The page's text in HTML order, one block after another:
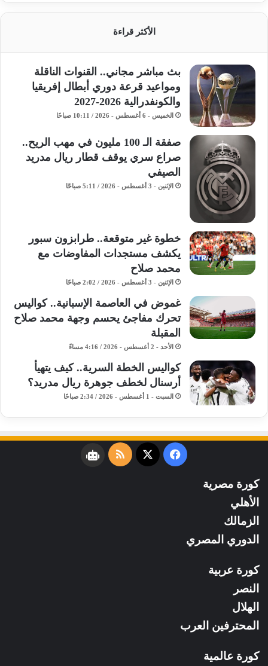
الأكثر قراءة
بث مباشر مجاني.. القنوات الناقلة
ومواعيد قرعة دوري أبطال إفريقيا
والكونفدرالية 2026-2027
الخميس - 6 أغسطس - 2026 / 10:11 صباحًا
صفقة الـ 100 مليون في مهب الريح..
صراع سري يوقف قطار ريال مدريد
الصيفي
الإثنين - 3 أغسطس - 2026 / 5:11 صباحًا
خطوة غير متوقعة.. طرابزون سبور
يكشف مستجدات المفاوضات مع
محمد صلاح
الإثنين - 3 أغسطس - 2026 / 2:02 صباحًا
غموض في العاصمة الإسبانية.. كواليس
تحرك مفاجئ يحسم وجهة محمد صلاح
المقبلة
الأحد - 2 أغسطس - 2026 / 4:16 مساءً
كواليس الخطة السرية.. كيف يتهيأ
أرسنال لخطف جوهرة ريال مدريد؟
السبت - 1 أغسطس - 2026 / 2:34 صباحًا
فيسبوك
‫X
ملخصنبض
كورة مصرية
الأهلي
الزمالك
الدوري المصري
كورة عربية
النصر
الهلال
المحترفين العرب
كورة عالمية